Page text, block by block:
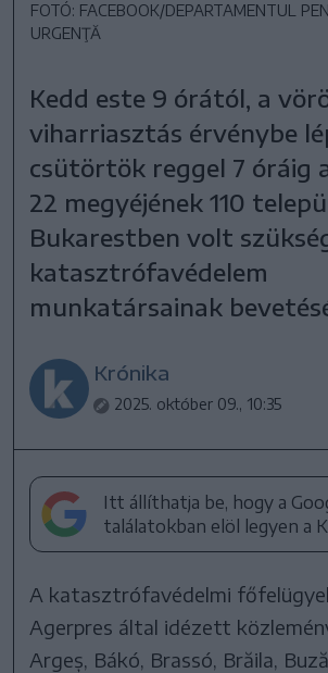
FOTÓ: FACEBOOK/DEPARTAMENTUL
URGENŢĂ
Kedd este 9 órától, a
viharriasztás érvénybe
csütörtök reggel 7 óráig
22 megyéjének 110
Bukarestben volt
katasztrófavédelem
munkatársainak
Krónika
2025. október 09., 10:35
Itt állíthatja be, hogy a
találatokban elöl legyen a
A katasztrófavédelmi
Agerpres által idézett
Argeș, Bákó, Brassó, Brăila,